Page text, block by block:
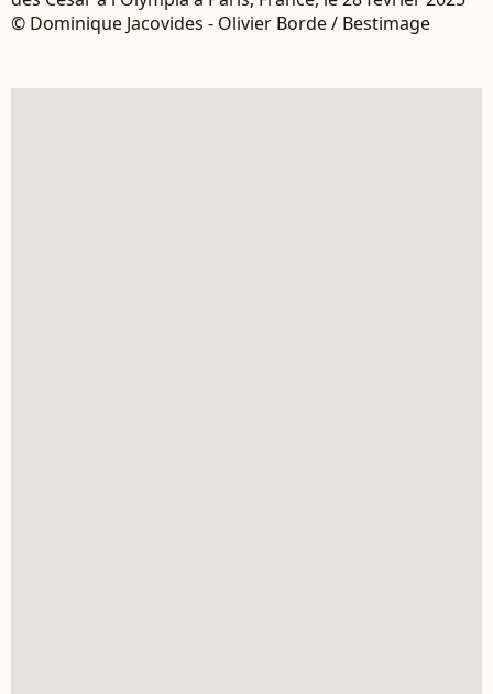
© Dominique Jacovides - Olivier Borde / Bestimage